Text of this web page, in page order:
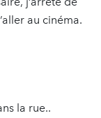
au cinéma.
la rue..